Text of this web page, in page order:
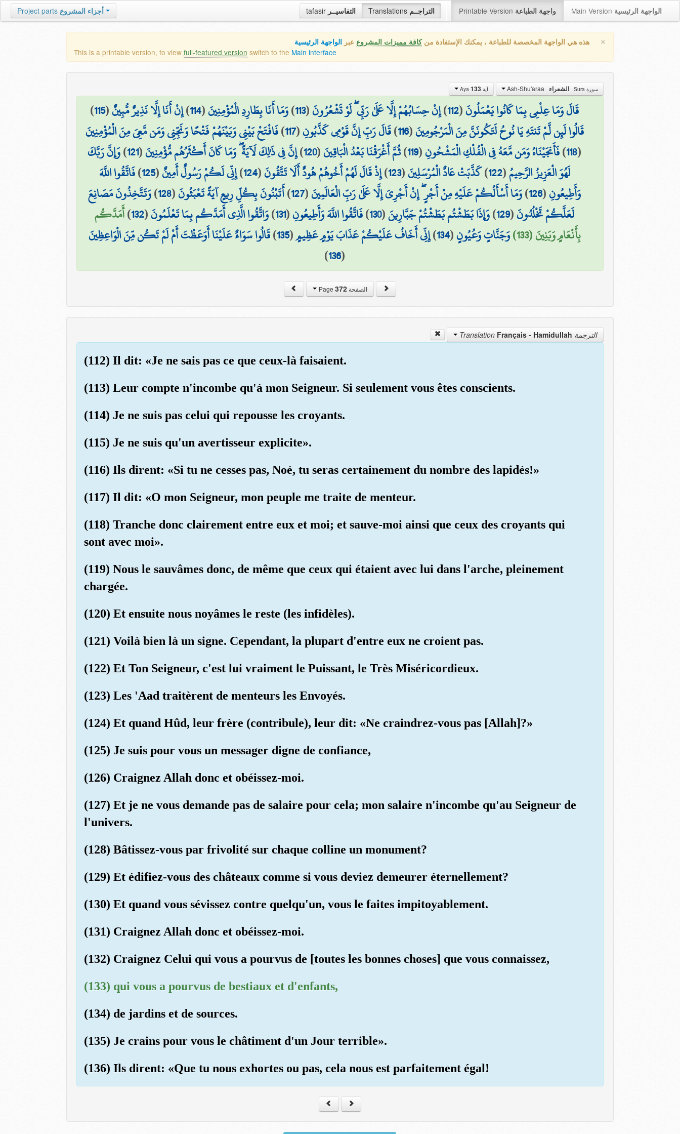
tafasir التفاسيــر Translations التراجــم Printable Version واجهة الطباعة Main Version الواجهة الرئيسية Project parts أجزاء المشروع
× هذه هي الواجهة المخصصة للطباعة ، يمكنك الإستفادة منكافة مميزات المشروع عبر الواجهة الرئيسية
This is a printable version, to view full-featured version switch to the Main interface
سورة Sura الشعراء آية Aya 133
قَالَ وَمَا عِلْمِي بِمَا كَانُوا يَعْمَلُونَ(
112
)إِنْ حِسَابُهُمْ إِلَّا عَلَىٰ رَبِّي ۖ لَوْ تَشْعُرُونَ(
113
)وَمَا أَنَا بِطَارِدِ الْمُؤْمِنِينَ(
114
)إِنْ أَنَا إِلَّا نَذِيرٌ مُّبِينٌ(
115
)
قَالُوا لَئِن لَّمْ تَنتَهِ يَا نُوحُ لَتَكُونَنَّ مِنَ الْمَرْجُومِينَ(
116
)قَالَ رَبِّ إِنَّ قَوْمِي كَذَّبُونِ(
117
)فَافْتَحْ بَيْنِي وَبَيْنَهُمْ فَتْحًا وَنَجِّنِي وَمَن مَّعِيَ مِنَ الْمُؤْمِنِينَ
(
118
)فَأَنجَيْنَاهُ وَمَن مَّعَهُ فِي الْفُلْكِ الْمَشْحُونِ(
119
)ثُمَّ أَغْرَقْنَا بَعْدُ الْبَاقِينَ(
120
)إِنَّ فِي ذَٰلِكَ لَآيَةً ۖ وَمَا كَانَ أَكْثَرُهُم مُّؤْمِنِينَ(
121
)وَإِنَّ رَبَّكَ
لَهُوَ الْعَزِيزُ الرَّحِيمُ(
122
)كَذَّبَتْ عَادٌ الْمُرْسَلِينَ(
123
)إِذْ قَالَ لَهُمْ أَخُوهُمْ هُودٌ أَلَا تَتَّقُونَ(
124
)إِنِّي لَكُمْ رَسُولٌ أَمِينٌ(
125
)فَاتَّقُوا اللَّهَ
وَأَطِيعُونِ(
126
)وَمَا أَسْأَلُكُمْ عَلَيْهِ مِنْ أَجْرٍ ۖ إِنْ أَجْرِيَ إِلَّا عَلَىٰ رَبِّ الْعَالَمِينَ(
127
)أَتَبْنُونَ بِكُلِّ رِيعٍ آيَةً تَعْبَثُونَ(
128
)وَتَتَّخِذُونَ مَصَانِعَ
لَعَلَّكُمْ تَخْلُدُونَ(
129
)وَإِذَا بَطَشْتُم بَطَشْتُمْ جَبَّارِينَ(
130
)فَاتَّقُوا اللَّهَ وَأَطِيعُونِ(
131
)وَاتَّقُوا الَّذِي أَمَدَّكُم بِمَا تَعْلَمُونَ(
132
)أَمَدَّكُم
بِأَنْعَامٍ وَبَنِينَ (133)
وَجَنَّاتٍ وَعُيُونٍ(
134
)إِنِّي أَخَافُ عَلَيْكُمْ عَذَابَ يَوْمٍ عَظِيمٍ(
135
)قَالُوا سَوَاءٌ عَلَيْنَا أَوَعَظْتَ أَمْ لَمْ تَكُن مِّنَ الْوَاعِظِينَ
(
136
)
الصفحة Page372
الترجمة Translation Français - Hamidullah
(112) Il dit: «Je ne sais pas ce que ceux-là faisaient.
(113) Leur compte n'incombe qu'à mon Seigneur. Si seulement vous êtes conscients.
(114) Je ne suis pas celui qui repousse les croyants.
(115) Je ne suis qu'un avertisseur explicite».
(116) Ils dirent: «Si tu ne cesses pas, Noé, tu seras certainement du nombre des lapidés!»
(117) Il dit: «O mon Seigneur, mon peuple me traite de menteur.
(118) Tranche donc clairement entre eux et moi; et sauve-moi ainsi que ceux des croyants qui
sont avec moi».
(119) Nous le sauvâmes donc, de même que ceux qui étaient avec lui dans l'arche, pleinement
chargée.
(120) Et ensuite nous noyâmes le reste (les infidèles).
(121) Voilà bien là un signe. Cependant, la plupart d'entre eux ne croient pas.
(122) Et Ton Seigneur, c'est lui vraiment le Puissant, le Très Miséricordieux.
(123) Les 'Aad traitèrent de menteurs les Envoyés.
(124) Et quand Hûd, leur frère (contribule), leur dit: «Ne craindrez-vous pas [Allah]?»
(125) Je suis pour vous un messager digne de confiance,
(126) Craignez Allah donc et obéissez-moi.
(127) Et je ne vous demande pas de salaire pour cela; mon salaire n'incombe qu'au Seigneur de
l'univers.
(128) Bâtissez-vous par frivolité sur chaque colline un monument?
(129) Et édifiez-vous des châteaux comme si vous deviez demeurer éternellement?
(130) Et quand vous sévissez contre quelqu'un, vous le faites impitoyablement.
(131) Craignez Allah donc et obéissez-moi.
(132) Craignez Celui qui vous a pourvus de [toutes les bonnes choses] que vous connaissez,
(133) qui vous a pourvus de bestiaux et d'enfants,
(134) de jardins et de sources.
(135) Je crains pour vous le châtiment d'un Jour terrible».
(136) Ils dirent: «Que tu nous exhortes ou pas, cela nous est parfaitement égal!